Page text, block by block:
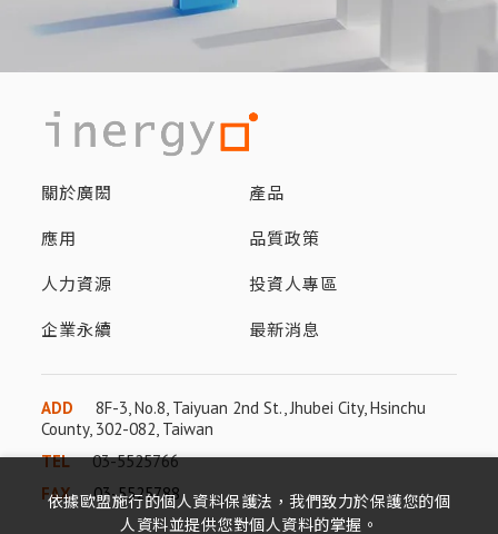
關於廣閎 產品
應用 品質政策
人力資源 投資人專區
企業永續 最新消息
ADD
8F-3, No.8, Taiyuan 2nd St., Jhubei City, Hsinchu
County, 302-082, Taiwan
TEL
03-5525766
FAX
03-5525788
依據歐盟施行的個人資料保護法，我們致力於保護您的個
人資料並提供您對個人資料的掌握。